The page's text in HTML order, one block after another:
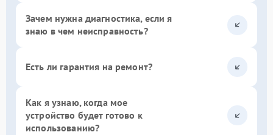
Зачем нужна диагностика, если я
знаю в чем неисправность?
Есть ли гарантия на ремонт?
Как я узнаю, когда мое
устройство будет готово к
использованию?